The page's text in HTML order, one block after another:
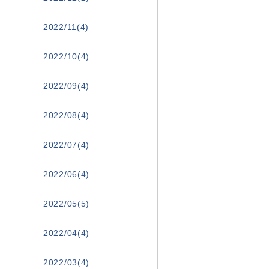
2022/11(4)
2022/10(4)
2022/09(4)
2022/08(4)
2022/07(4)
2022/06(4)
2022/05(5)
2022/04(4)
2022/03(4)